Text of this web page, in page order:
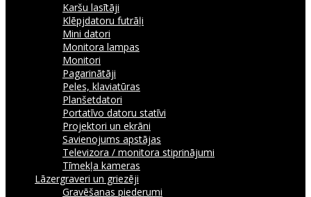
Karšu lasītāji
Klēpjdatoru futrāļi
Mini datori
Monitora lampas
Monitori
Pagarinātāji
Peles, klaviatūras
Planšetdatori
Portatīvo datoru statīvi
Projektori un ekrāni
Savienojums apstājas
Televizora / monitora stiprinājumi
Tīmekļa kameras
Lāzergraveri un griezēji
Gravēšanas piederumi